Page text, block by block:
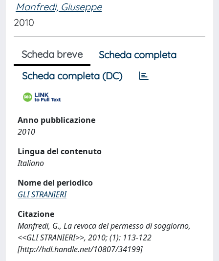
Manfredi, Giuseppe
2010
Scheda breve
Scheda completa
Scheda completa (DC)
Anno pubblicazione
2010
Lingua del contenuto
Italiano
Nome del periodico
GLI STRANIERI
Citazione
Manfredi, G., La revoca del permesso di soggiorno,
<<GLI STRANIERI>>, 2010; (1): 113-122
[http://hdl.handle.net/10807/34199]